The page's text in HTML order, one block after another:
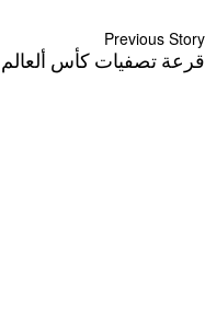
Previous Story
قرعة تصفيات كأس